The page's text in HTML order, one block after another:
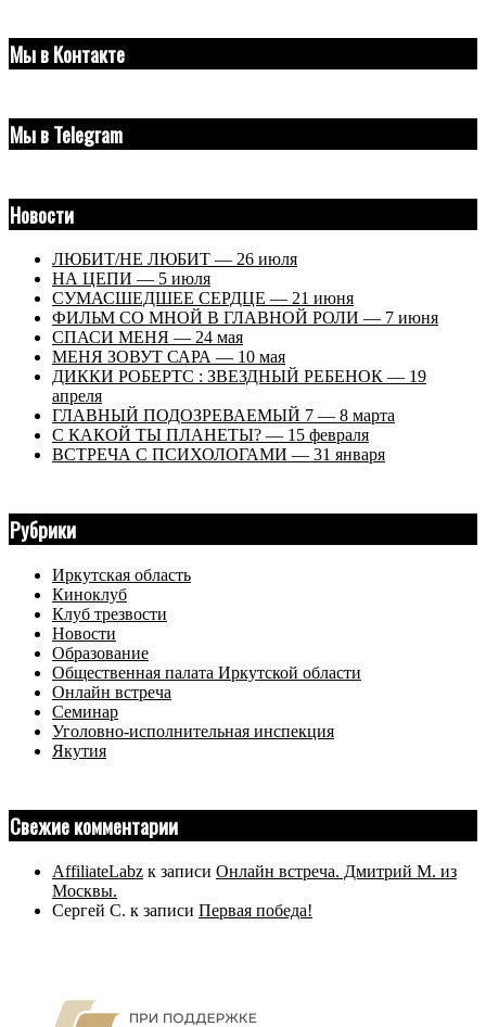
Мы в Контакте
Мы в Telegram
Новости
ЛЮБИТ/НЕ ЛЮБИТ — 26 июля
НА ЦЕПИ — 5 июля
СУМАСШЕДШЕЕ СЕРДЦЕ — 21 июня
ФИЛЬМ СО МНОЙ В ГЛАВНОЙ РОЛИ — 7 июня
СПАСИ МЕНЯ — 24 мая
МЕНЯ ЗОВУТ САРА — 10 мая
ДИККИ РОБЕРТС : ЗВЕЗДНЫЙ РЕБЕНОК — 19
апреля
ГЛАВНЫЙ ПОДОЗРЕВАЕМЫЙ 7 — 8 марта
С КАКОЙ ТЫ ПЛАНЕТЫ? — 15 февраля
ВСТРЕЧА С ПСИХОЛОГАМИ — 31 января
Рубрики
Иркутская область
Киноклуб
Клуб трезвости
Новости
Образование
Общественная палата Иркутской области
Онлайн встреча
Семинар
Уголовно-исполнительная инспекция
Якутия
Свежие комментарии
AffiliateLabz к записи Онлайн встреча. Дмитрий М. из
Москвы.
Сергей С. к записи Первая победа!